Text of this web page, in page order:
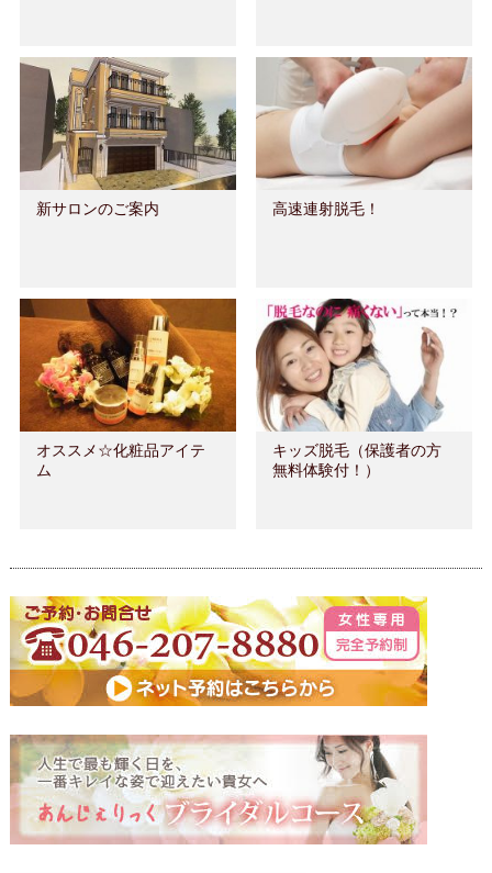
新サロンのご案内 高速連射脱毛！
オススメ☆化粧品アイテ
ム
キッズ脱毛（保護者の方
無料体験付！）